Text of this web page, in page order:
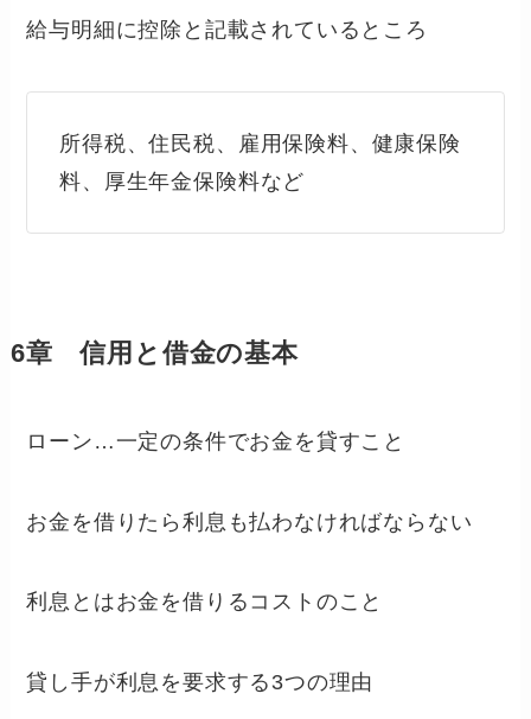
給与明細に控除と記載されているところ
所得税、住民税、雇用保険料、健康保険
料、厚生年金保険料など
6章 信用と借金の基本
ローン…一定の条件でお金を貸すこと
お金を借りたら利息も払わなければならない
利息とはお金を借りるコストのこと
貸し手が利息を要求する3つの理由